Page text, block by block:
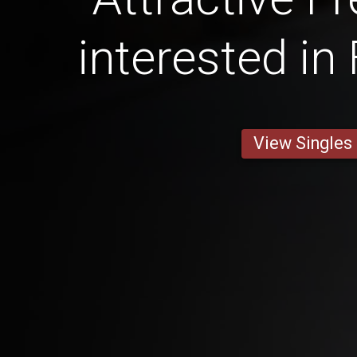
interested in
View Singles